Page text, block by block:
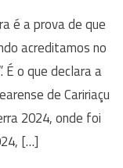
é a prova de que
acreditamos no
É o que declara a
de Caririaçu
2024, onde foi
[…]